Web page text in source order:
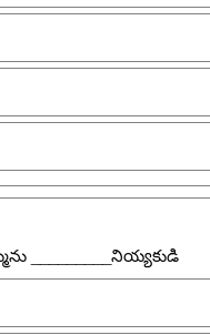
_________నియ్యకుడి